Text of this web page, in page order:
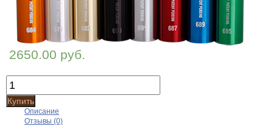
2650.00 руб.
Купить
Описание
Отзывы (0)